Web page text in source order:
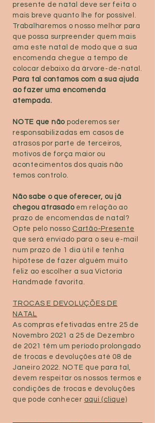
presente de natal deve ser feita o
mais breve quanto lhe for possível.
Trabalharemos o nosso melhor para
que possa surpreender quem mais
ama este natal de modo que a sua
encomenda chegue a tempo de
colocar debaixo da árvore-de-natal.
Para tal contamos com a sua ajuda
ao fazer uma encomenda
atempada.
NOTE que não poderemos ser
responsabilizadas em casos de
atrasos por parte de terceiros,
motivos de força maior ou
acontecimentos dos quais não
temos controlo.
Não sabe o que oferecer, ou já
chegou atrasadoem relação ao
prazo de encomendas de natal?
Opte pelo nosso Cartão-Presente
que será enviado para o seu e-mail
num prazo de 1 dia útil e tenha
hipótese de fazer alguém muito
feliz ao escolher a sua Victoria
Handmade favorita.
TROCAS E DEVOLUÇÕES DE
NATAL
As compras efetivadas entre 25 de
Novembro 2021 a 25 de Dezembro
de 2021 têm um período prolongado
de trocas e devoluções até 08 de
Janeiro 2022. NOTE que para tal,
devem respeitar os nossos termos e
condições de trocas e devoluções
que pode conhecer aqui (clique)